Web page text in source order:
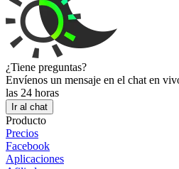
¿Tiene preguntas?
Envíenos un mensaje en el chat en
las 24 horas
Ir al chat
Producto
Precios
Facebook
Aplicaciones